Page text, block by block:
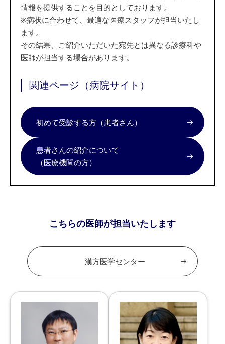
情報を提供することを目的としております。
※病状に合わせて、最適な医療スタッフが担当いたし
ます。
その結果、ご紹介いただいた宛先とは異なる診療科や
医師が担当する場合があります。
関連ページ（病院サイト）
初めて受診する方（患者さん）
患者さんの紹介について
（医療機関の方）
こちらの医師が担当いたします
漢方医学センター